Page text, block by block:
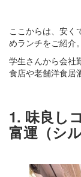
ここからは、安く
めランチをご紹介。
学生さんから会社
食店や老舗洋食居
1. 味良し
富運（シ